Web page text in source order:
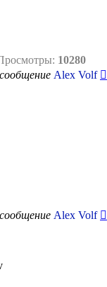
10280
Alex Volf
Alex Volf